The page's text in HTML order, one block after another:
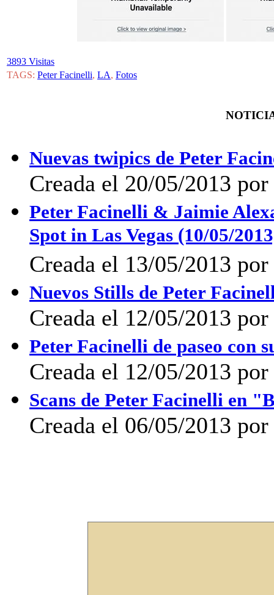
3893 Visitas
TAGS: Peter Facinelli, LA, Fotos
Nuevas twipics de Peter
Creada el 20/05/2013
Peter Facinelli & Jaimie
Spot in Las Vegas (10/05/
Creada el 13/05/2013
Nuevos Stills de Peter
Creada el 12/05/2013
Peter Facinelli de paseo con
Creada el 12/05/2013
Scans de Peter Facinelli en
Creada el 06/05/2013